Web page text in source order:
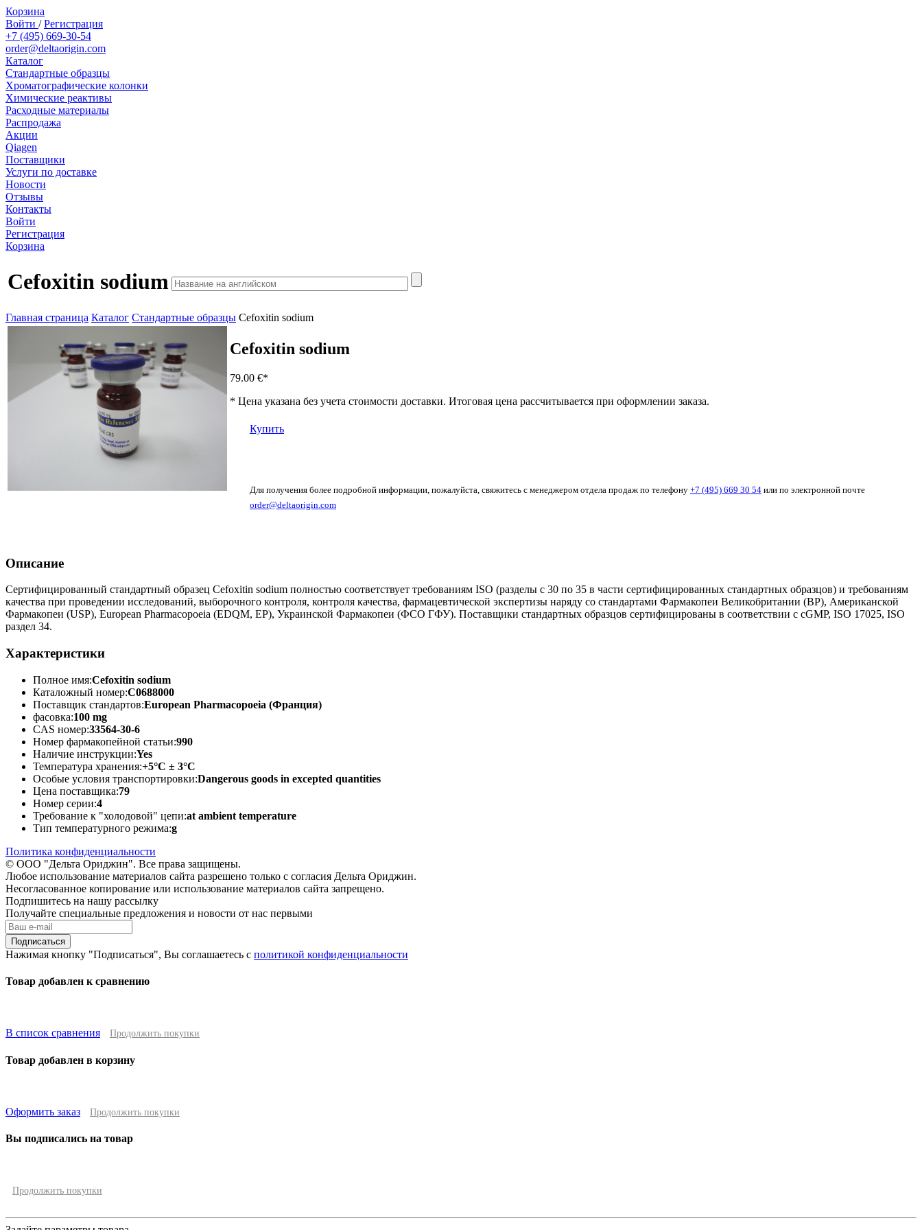
Корзина
Войти /Регистрация
+7 (495) 669-30-54
order@deltaorigin.com
Каталог
Стандартные образцы
Хроматографические колонки
Химические реактивы
Расходные материалы
Распродажа
Акции
Qiagen
Поставщики
Услуги по доставке
Новости
Отзывы
Контакты
Войти
Регистрация
Корзина
Cefoxitin sodium
Главная страница Каталог Стандартные образцы Cefoxitin sodium
Cefoxitin sodium
79.00 €*
* Цена указана без учета стоимости доставки. Итоговая цена рассчитывается при оформлении заказа.
Купить
Для получения более подробной информации, пожалуйста, свяжитесь с менеджером отдела продаж по телефону +7 (495) 669 30 54 или по электронной почте
order@deltaorigin.com
Описание
Сертифицированный стандартный образец Cefoxitin sodium полностью соответствует требованиям ISO (разделы с 30 по 35 в части сертифицированных стандартных образцов) и требованиям
качества при проведении исследований, выборочного контроля, контроля качества, фармацевтической экспертизы наряду со стандартами Фармакопеи Великобритании (BP), Американской
Фармакопеи (USP), European Pharmacopoeia (EDQM, EP), Украинской Фармакопеи (ФСО ГФУ). Поставщики стандартных образцов сертифицированы в соответствии с cGMP, ISO 17025, ISO
раздел 34.
Характеристики
Полное имя:Cefoxitin sodium
Каталожный номер:C0688000
Поставщик стандартов:European Pharmacopoeia (Франция)
фасовка:100 mg
CAS номер:33564-30-6
Номер фармакопейной статьи:990
Наличие инструкции:Yes
Температура хранения:+5°C ± 3°C
Особые условия транспортировки:Dangerous goods in excepted quantities
Цена поставщика:79
Номер серии:4
Требование к "холодовой" цепи:at ambient temperature
Тип температурного режима:g
Политика конфиденциальности
© ООО "Дельта Ориджин". Все права защищены.
Любое использование материалов сайта разрешено только с согласия Дельта Ориджин.
Несогласованное копирование или использование материалов сайта запрещено.
Подпишитесь на нашу рассылку
Получайте специальные предложения и новости от нас первыми
Подписаться
Нажимая кнопку "Подписаться", Вы соглашаетесь с политикой конфиденциальности
Товар добавлен к сравнению
В список сравнения Продолжить покупки
Товар добавлен в корзину
Оформить заказ Продолжить покупки
Вы подписались на товар
Продолжить покупки